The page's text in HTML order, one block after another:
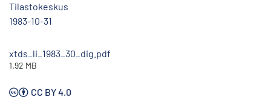
Tilastokeskus
1983-10-31
xtds_li_1983_30_dig.pdf
1.92 MB
CC BY 4.0